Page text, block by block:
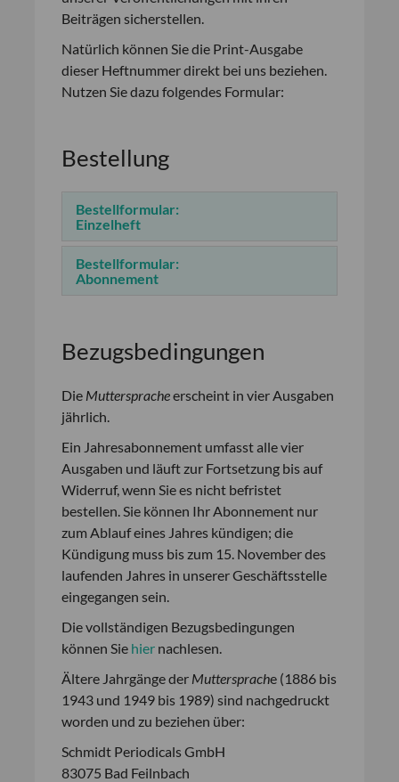
Beiträgen sicherstellen.
Natürlich können Sie die Print-Ausgabe
dieser Heftnummer direkt bei uns beziehen.
Nutzen Sie dazu folgendes Formular:
Bestellung
Bestellformular:
Einzelheft
Bestellformular:
Abonnement
Bezugsbedingungen
Die Mutterspracheerscheint in vier Ausgaben
jährlich.
Ein Jahresabonnement umfasst alle vier
Ausgaben und läuft zur Fortsetzung bis auf
Widerruf, wenn Sie es nicht befristet
bestellen. Sie können Ihr Abonnement nur
zum Ablauf eines Jahres kündigen; die
Kündigung muss bis zum 15. November des
laufenden Jahres in unserer Geschäftsstelle
eingegangen sein.
Die vollständigen Bezugsbedingungen
können Sie hier nachlesen.
Ältere Jahrgänge der Muttersprache (1886 bis
1943 und 1949 bis 1989) sind nachgedruckt
worden und zu beziehen über:
Schmidt Periodicals GmbH
83075 Bad Feilnbach